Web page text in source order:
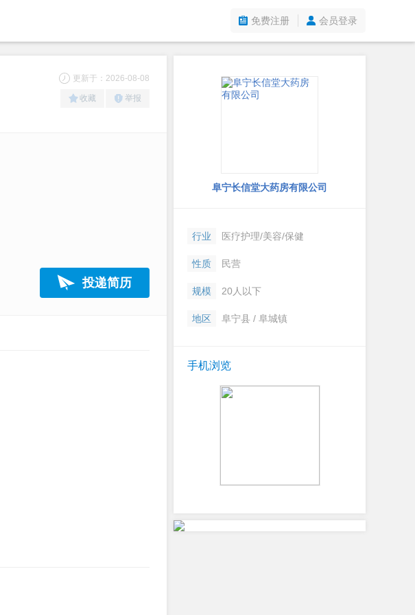
免费注册 会员登录
更新于：2026-08-08
收藏 举报
投递简历
阜宁长信堂大药房有限公司
行业 医疗护理/美容/保健
性质 民营
规模 20人以下
地区 阜宁县 / 阜城镇
手机浏览